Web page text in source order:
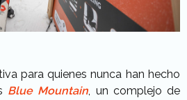
para quienes nunca han hecho
Blue Mountain, un complejo de